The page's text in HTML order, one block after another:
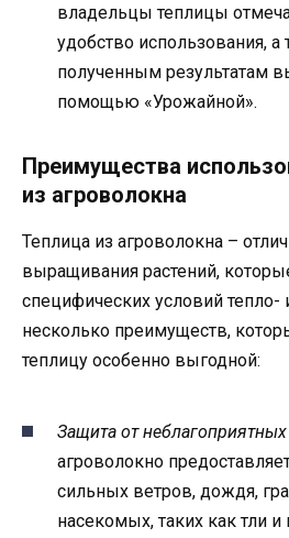
владельцы теплицы
удобство использования,
полученным результатам
помощью «Урожайной».
Преимущества
из агроволокна
Теплица из агроволокна –
выращивания растений,
специфических условий тепло-
несколько преимуществ,
теплицу особенно выгодной:
Защита от
агроволокно
сильных ветров, дождя,
насекомых, таких как тли и